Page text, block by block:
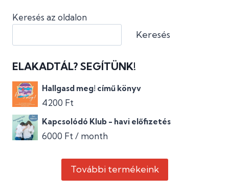
Keresés az oldalon
Keresés
ELAKADTÁL? SEGÍTÜNK!
Hallgasd meg! című könyv
4200 Ft
Kapcsolódó Klub - havi előfizetés
6000 Ft / month
További termékeink